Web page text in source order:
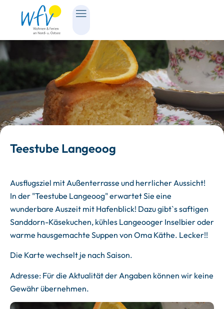
Teestube Langeoog
Ausflugsziel mit Außenterrasse und herrlicher Aussicht!
In der "Teestube Langeoog" erwartet Sie eine
wunderbare Auszeit mit Hafenblick! Dazu gibt`s saftigen
Sanddorn-Käsekuchen, kühles Langeooger Inselbier oder
warme hausgemachte Suppen von Oma Käthe. Lecker!!
Die Karte wechselt je nach Saison.
Adresse: Für die Aktualität der Angaben können wir keine
Gewähr übernehmen.